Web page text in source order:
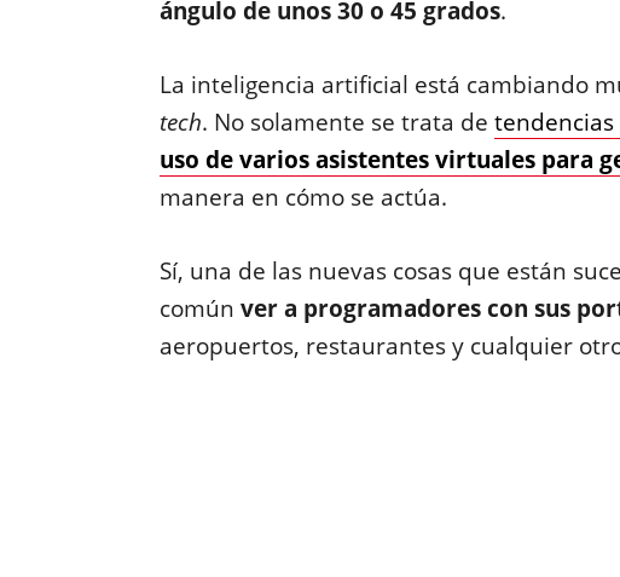
ángulo de unos 30 o 45 grados.
La inteligencia artificial está cambiando
tech. No solamente se trata de tendencias
uso de varios asistentes virtuales para
manera en cómo se actúa.
Sí, una de las nuevas cosas que están
común ver a programadores con sus
aeropuertos, restaurantes y cualquier